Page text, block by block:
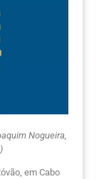
Nogueira,
em Cabo